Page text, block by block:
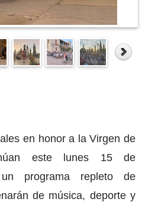
en honor a la Virgen de
este lunes 15 de
programa repleto de
de música, deporte y